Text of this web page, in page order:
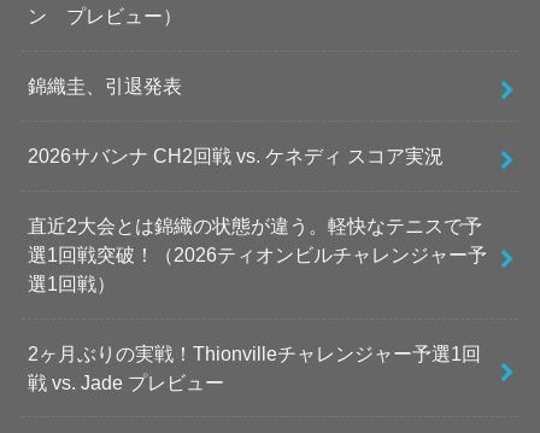
ン プレビュー）
錦織圭、引退発表
2026サバンナ CH2回戦 vs. ケネディ スコア実況
直近2大会とは錦織の状態が違う。軽快なテニスで予
選1回戦突破！（2026ティオンビルチャレンジャー予
選1回戦）
2ヶ月ぶりの実戦！Thionvilleチャレンジャー予選1回
戦 vs. Jade プレビュー